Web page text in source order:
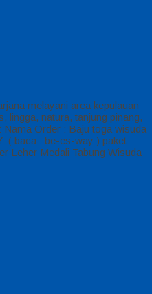
melayani area kepulauan
lingga, natura, tanjung pinang,
Order : Baju toga wisuda
( baca : be-es-way ) paket
Leher Medali Tabung Wisuda